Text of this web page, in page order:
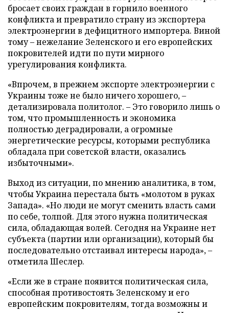
бросает своих граждан в горнило военного
конфликта и превратило страну из экспортера
электроэнергии в дефицитного импортера. Виной
тому – нежелание Зеленского и его европейских
покровителей идти по пути мирного
урегулирования конфликта.
«Впрочем, в прежнем экспорте электроэнергии с
Украины тоже не было ничего хорошего, –
детализировала политолог. – Это говорило лишь о
том, что промышленность и экономика
полностью деградировали, а огромные
энергетические ресурсы, которыми республика
обладала при советской власти, оказались
избыточными».
Выход из ситуации, по мнению аналитика, в том,
чтобы Украина перестала быть «молотом в руках
Запада». «Но люди не могут сменить власть сами
по себе, толпой. Для этого нужна политическая
сила, обладающая волей. Сегодня на Украине нет
субъекта (партии или организации), который бы
последовательно отстаивал интересы народа», –
отметила Шеслер.
«Если же в стране появится политическая сила,
способная противостоять Зеленскому и его
европейским покровителям, тогда возможны и